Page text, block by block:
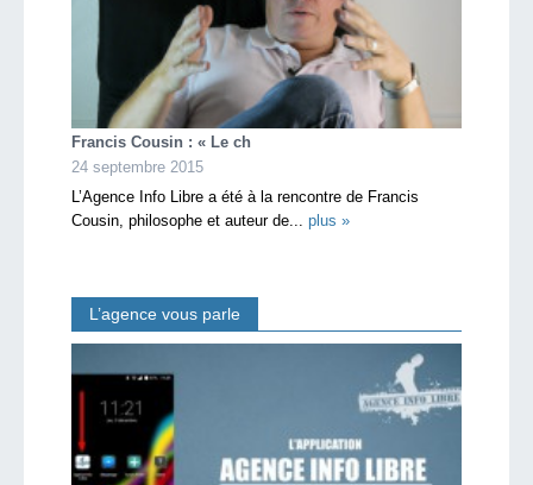
Francis Cousin : « Le ch
24 septembre 2015
L’Agence Info Libre a été à la rencontre de Francis
Cousin, philosophe et auteur de... plus »
L’agence vous parle